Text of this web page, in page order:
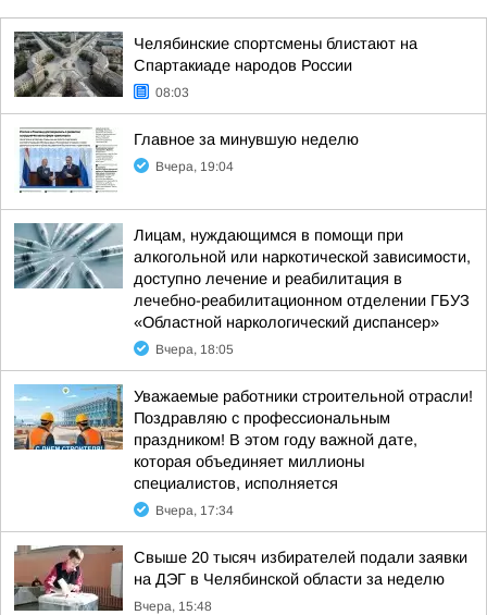
Челябинские спортсмены блистают на
Спартакиаде народов России
08:03
Главное за минувшую неделю
Вчера, 19:04
Лицам, нуждающимся в помощи при
алкогольной или наркотической зависимости,
доступно лечение и реабилитация в
лечебно-реабилитационном отделении ГБУЗ
«Областной наркологический диспансер»
Вчера, 18:05
Уважаемые работники строительной отрасли!
Поздравляю с профессиональным
праздником! В этом году важной дате,
которая объединяет миллионы
специалистов, исполняется
Вчера, 17:34
Свыше 20 тысяч избирателей подали заявки
на ДЭГ в Челябинской области за неделю
Вчера, 15:48